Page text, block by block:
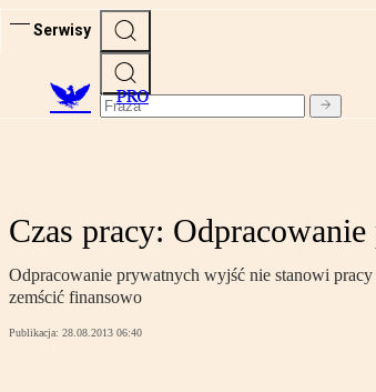
Serwisy
PRO
Czas pracy:
Odpracowanie prywatnych wyjść nie stanowi
zemścić finansowo
Publikacja: 28.08.2013 06:40